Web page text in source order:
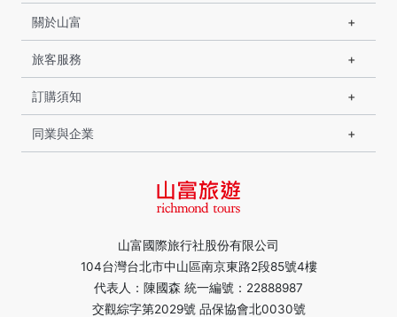
山富國際旅行社股份有限公司
104台灣台北市中山區南京東路2段85號4樓
代表人：陳國森 統一編號：22888987
交觀綜字第2029號 品保協會北0030號
關於山富
旅客服務
訂購須知
同業與企業